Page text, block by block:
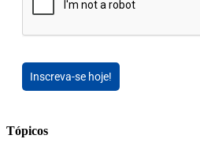
Inscreva-se hoje!
Tópicos